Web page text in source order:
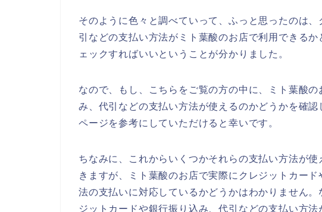
そのように色々と調べていって、ふっと思ったのは
引などの支払い方法がミト葉酸のお店で利用できる
ェックすればいいということが分かりました。
なので、もし、こちらをご覧の方の中に、ミト葉酸
み、代引などの支払い方法が使えるのかどうかを確
ページを参考にしていただけると幸いです。
ちなみに、これからいくつかそれらの支払い方法が
きますが、ミト葉酸のお店で実際にクレジットカー
法の支払いに対応しているかどうかはわかりません
ジットカードや銀行振り込み、代引などの支払い方